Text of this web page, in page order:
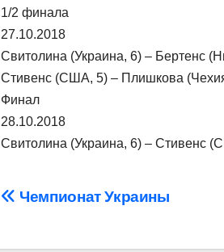
1/2 финала
27.10.2018
Свитолина (Украина, 6) – Бертенс
Стивенс (США, 5) – Плишкова
Финал
28.10.2018
Свитолина (Украина, 6) – Стивенс
Навігація
Чемпионат Украины